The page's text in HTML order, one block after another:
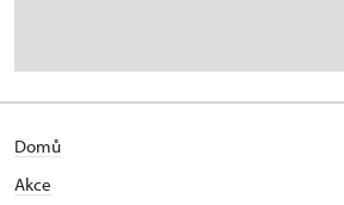
Domů
Akce